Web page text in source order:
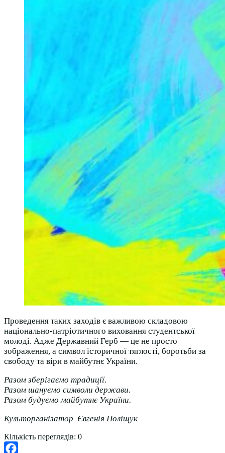
Проведення таких заходів є важливою складовою
національно-патріотичного виховання студентської
молоді. Адже Державний Герб — це не просто
зображення, а символ історичної тяглості, боротьби за
свободу та віри в майбутнє України.
Разом зберігаємо традиції.
Разом шануємо символи держави.
Разом будуємо майбутнє України.
Культорганізатор Євгенія Поліщук
Кількість переглядів: 0